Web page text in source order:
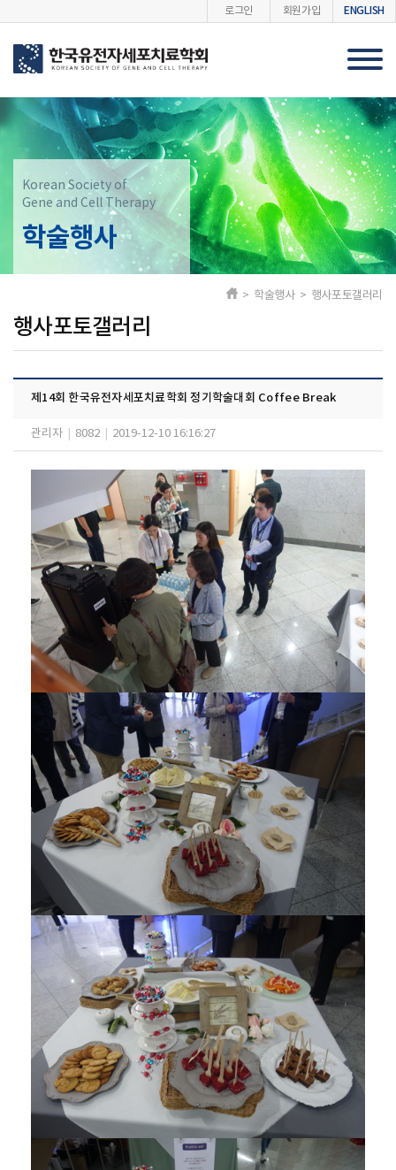
로그인 회원가입 ENGLISH
Korean Society of
Gene and Cell Therapy
학술행사
행사포토갤러리
> 학술행사 > 행사포토갤러리
제14회 한국유전자세포치료학회 정기학술대회 Coffee Break
관리자 8082 2019-12-10 16:16:27